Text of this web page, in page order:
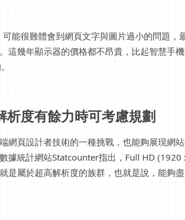
能很難體會到網頁文字與圖片過小的問題，
這幾年顯示器的價格都不昂貴，比起智慧手
析度有餘力時可考慮規劃
網頁設計者技術的一種挑戰，也能夠展現網
據統計網站Statcounter指出，Full HD
是屬於超高解析度的族群，也就是說，能夠